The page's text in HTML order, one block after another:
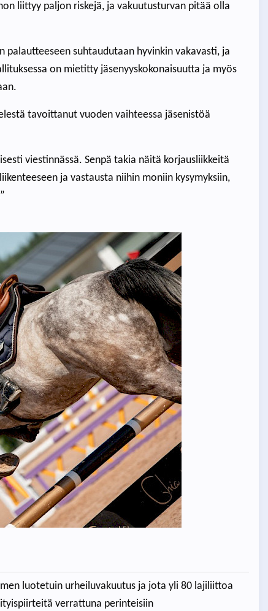
liittyy paljon riskejä, ja vakuutusturvan pitää olla
suhtaudutaan hyvinkin vakavasti, ja
on mietitty jäsenyyskokonaisuutta ja myös
tavoittanut vuoden vaihteessa jäsenistöä
viestinnässä. Senpä takia näitä korjausliikkeitä
ja vastausta niihin moniin kysymyksiin,
luotetuin urheiluvakuutus ja jota yli 80 lajiliittoa
verrattuna perinteisiin